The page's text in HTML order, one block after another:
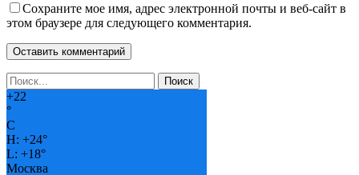
Сохраните мое имя, адрес электронной почты и веб-сайт в
этом браузере для следующего комментария.
+22
°
C
H: +24°
L: +18°
Москва